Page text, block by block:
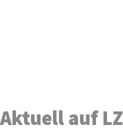
Aktuell auf LZ